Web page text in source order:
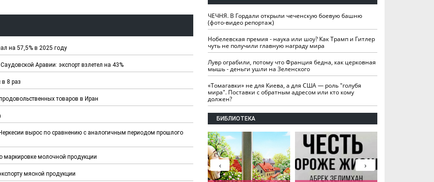
на 57,5% в 2025 году
Аравии: экспорт взлетел на 43%
8 раз
товаров в Иран
вырос по сравнению с аналогичным периодом прошлого
молочной продукции
мясной продукции
ЧЕЧНЯ. В Гордали открыли чеченскую боевую башню
(фото-видео репортаж)
Нобелевская премия - наука или шоу? Как Трамп и Гитлер
чуть не получили главную награду мира
Лувр ограбили, потому что Франция бедна, как церковная
мышь - деньги ушли на Зеленского
«Томагавки» не для Киева, а для США — роль "голубя
мира". Поставки с обратным адресом или кто кому
должен?
БИБЛИОТЕКА
›
‹